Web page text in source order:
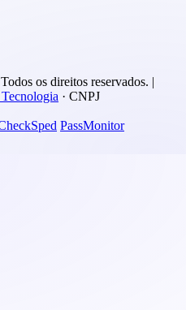
os direitos reservados. |
· CNPJ
PassMonitor